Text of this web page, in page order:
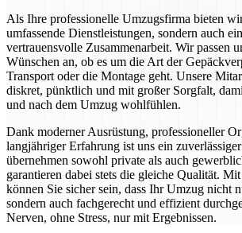
Als Ihre professionelle Umzugsfirma bieten
umfassende Dienstleistungen, sondern auch
vertrauensvolle Zusammenarbeit. Wir passen
Wünschen an, ob es um die Art der
Transport oder die Montage geht. Unsere
diskret, pünktlich und mit großer Sorgfalt,
und nach dem Umzug wohlfühlen.
Dank moderner Ausrüstung, professioneller
langjähriger Erfahrung ist uns ein
übernehmen sowohl private als auch
garantieren dabei stets die gleiche Qualität.
können Sie sicher sein, dass Ihr Umzug nicht
sondern auch fachgerecht und effizient
Nerven, ohne Stress, nur mit Ergebnissen.